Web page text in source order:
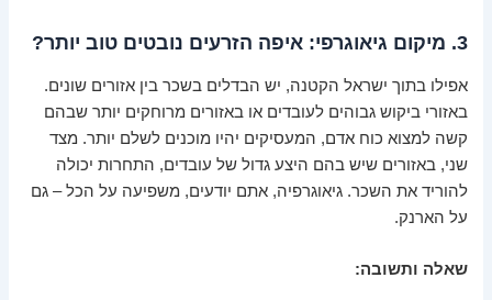
3. מיקום גיאוגרפי: איפה הזרעים נובטים טוב יותר?
אפילו בתוך ישראל הקטנה, יש הבדלים בשכר בין אזורים שונים.
באזורי ביקוש גבוהים לעובדים או באזורים מרוחקים יותר שבהם
קשה למצוא כוח אדם, המעסיקים יהיו מוכנים לשלם יותר. מצד
שני, באזורים שיש בהם היצע גדול של עובדים, התחרות יכולה
להוריד את השכר. גיאוגרפיה, אתם יודעים, משפיעה על הכל – גם
על הארנק.
שאלה ותשובה: